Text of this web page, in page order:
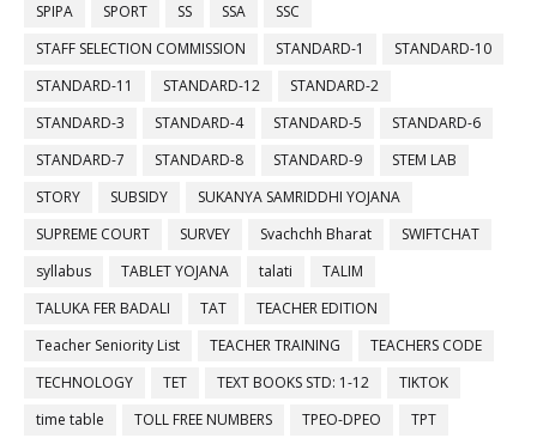
SPIPA
SPORT SS SSA
SSC
STAFF SELECTION COMMISSION
STANDARD-1
STANDARD-10
STANDARD-11
STANDARD-12
STANDARD-2
STANDARD-3
STANDARD-4 STANDARD-5
STANDARD-6
STANDARD-7
STANDARD-8 STANDARD-9
STEM LAB
STORY
SUBSIDY
SUKANYA SAMRIDDHI YOJANA
SUPREME COURT
SURVEY Svachchh Bharat
SWIFTCHAT
syllabus
TABLET YOJANA talati
TALIM
TALUKA FER BADALI
TAT
TEACHER EDITION
Teacher Seniority List
TEACHER TRAINING
TEACHERS CODE
TECHNOLOGY
TET TEXT BOOKS STD: 1-12
TIKTOK
time table
TOLL FREE NUMBERS TPEO-DPEO
TPT